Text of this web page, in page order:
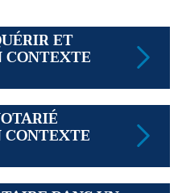
ET
CONTEXTE